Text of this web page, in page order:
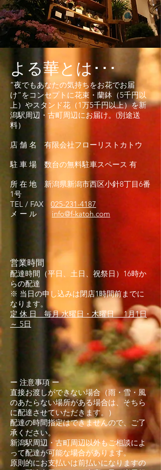
よる華とは･･･
”夜でもあなたの気持ちをお花でお届
け”をコンセプトに花束・蘭鉢（5千円以
上）やスタンド花（1万5千円以上）を新
潟駅周辺・古町周辺にお届け。(別途送
料）
店 舗 名 有限会社フローリストカトウ
駐 車 場 数台の無料駐車スペース 有
所 在 地 新潟県新潟市西区小針8丁目6番
1号
TEL / FAX 025-231-4187
メ ー ル info@f-katoh.com
営業時間
配達時間（平日、土日、祝祭日）16時か
らの配達
※ 当日の申し込みは閉店1時間前までに
なります。
定 休 日 毎月 水曜日・木曜日 1月1日
～ 5日
ー 注意事項 ー
直接お渡しができない場合（雨・雪・風
のあたらない場所がある場合は、そちら
に配達させていただきます。）
配達の時間指定はできませんので、ご了
承ください。
新潟駅周辺・古町周辺以外もご相談によ
って配達が可能な場合があります。
原則的にお支払いは前払いになりますの